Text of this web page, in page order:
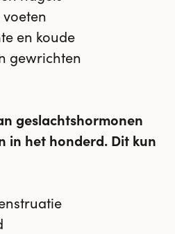
en koude
gewrichten
geslachtshormonen
in het honderd. Dit kun